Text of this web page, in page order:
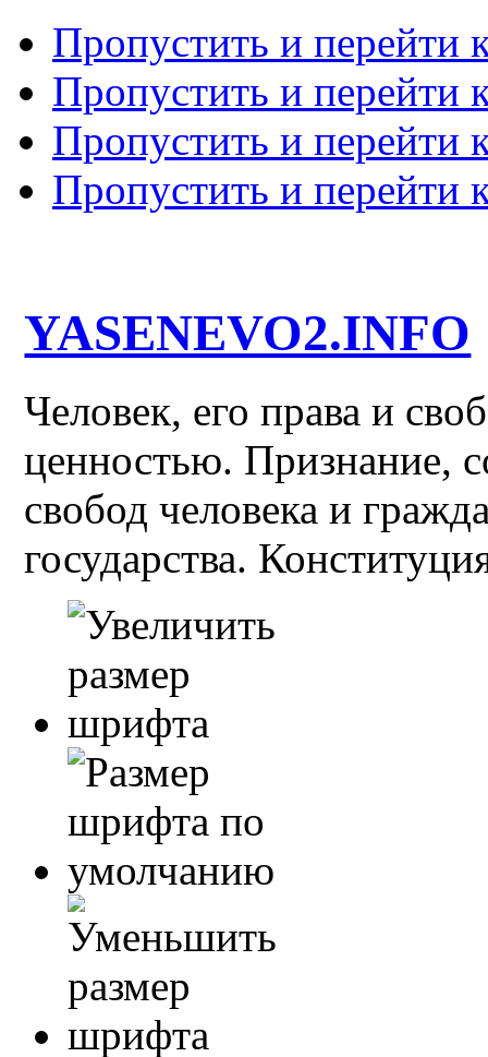
Пропустить и перейти
Пропустить и перейти
Пропустить и перейти
Пропустить и перейти
YASENEVO2.INFO
Человек, его права и
ценностью. Признание,
свобод человека и
государства.